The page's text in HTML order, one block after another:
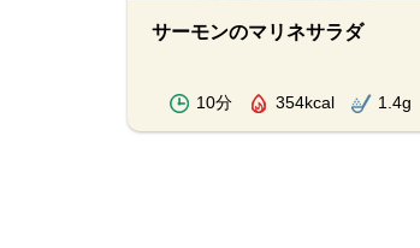
サーモンのマリネサラダ
10分 354kcal 1.4g